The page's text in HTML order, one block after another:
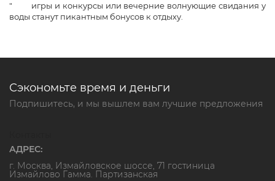
" игры и конкурсы или вечерние волнующие свидания у
воды станут пикантным бонусов к отдыху.
Сэкономьте время и деньги
Подпишитесь, и мы вышлем вам лучшие предложения
АДРЕС:
г. Москва, Измайловское шоссе, 71 гостиница
Измайлово Гамма. Партизанская